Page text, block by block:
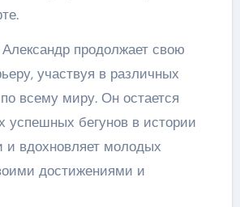
Александр продолжает свою
участвуя в различных
всему миру. Он остается
успешных бегунов в истории
и вдохновляет молодых
достижениями и